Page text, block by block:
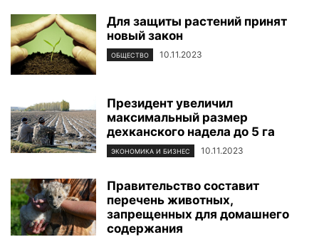
Для защиты растений принят
новый закон
ОБЩЕСТВО 10.11.2023
Президент увеличил
максимальный размер
дехканского надела до 5 га
ЭКОНОМИКА И БИЗНЕС 10.11.2023
Правительство составит
перечень животных,
запрещенных для домашнего
содержания